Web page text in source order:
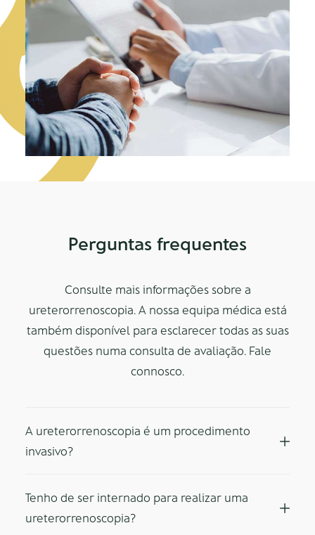
Perguntas frequentes
Consulte mais informações sobre a
ureterorrenoscopia. A nossa equipa médica está
também disponível para esclarecer todas as suas
questões numa consulta de avaliação. Fale
connosco.
A ureterorrenoscopia é um procedimento
invasivo?
Tenho de ser internado para realizar uma
ureterorrenoscopia?